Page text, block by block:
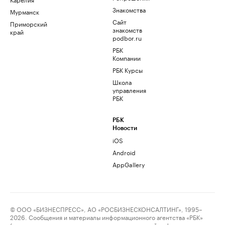
Мурманск
Приморский
край
Знакомства
Сайт
знакомств
podbor.ru
РБК
Компании
РБК Курсы
Школа
управления
РБК
РБК
Новости
iOS
Android
AppGallery
© ООО «БИЗНЕСПРЕСС», АО «РОСБИЗНЕСКОНСАЛТИНГ», 1995–
2026. Сообщения и материалы информационного агентства «РБК»